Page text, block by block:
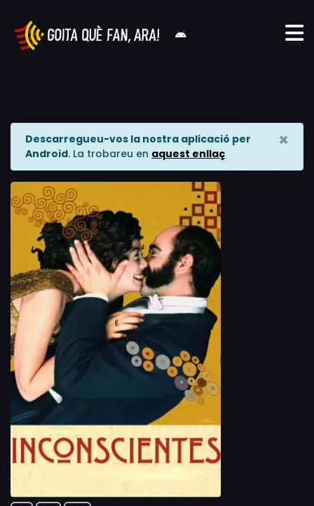
Descarregueu-vos la nostra aplicació per
Android. La trobareu en aquest enllaç
×